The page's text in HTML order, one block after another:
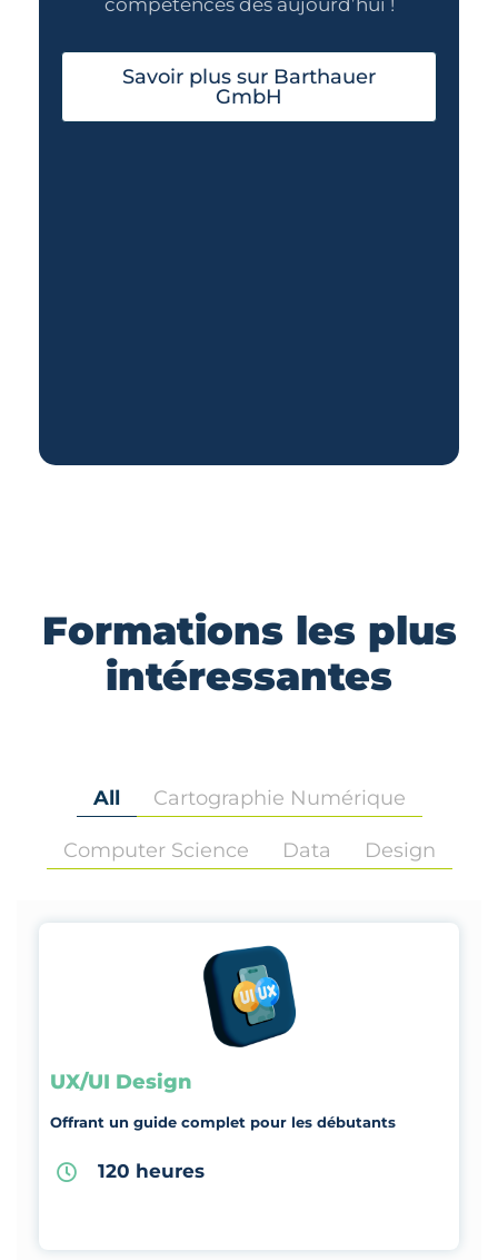
compétences dès aujourd’hui !
Savoir plus sur Barthauer
GmbH
Formations les plus
intéressantes
All Cartographie Numérique
Computer Science Data Design
UX/UI Design
Offrant un guide complet pour les débutants
120 heures